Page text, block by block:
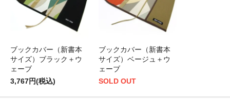
ブックカバー（新書本
サイズ）ブラック＋ウ
ェーブ
3,767円(税込)
ブックカバー（新書本
サイズ）ベージュ＋ウ
ェーブ
SOLD OUT